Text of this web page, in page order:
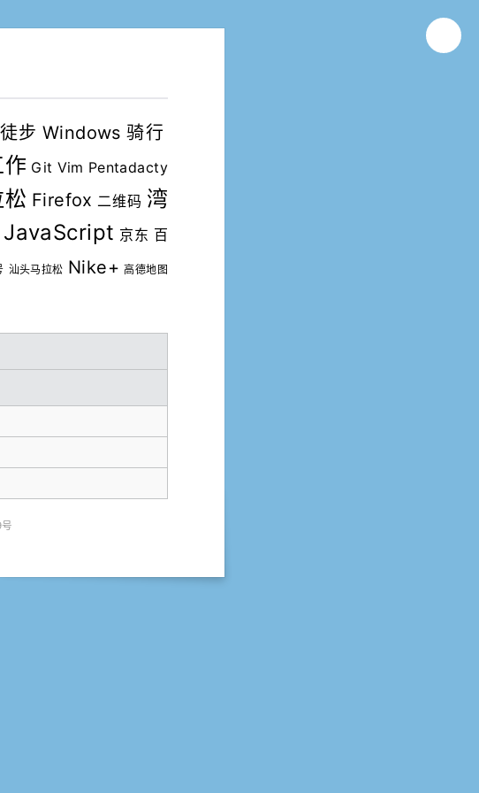
徒步 Windows 骑行
作 Git Vim Pentadacty
Firefox 二维码 湾
JavaScript 京东 百
汕头马拉松 Nike+ 高德地图